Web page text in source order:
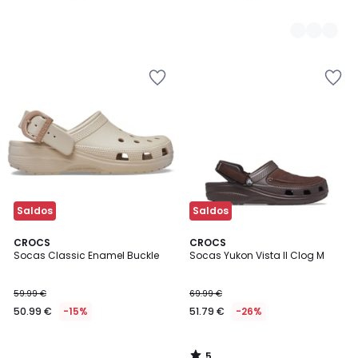
Saldos
CROCS
Socas Classic Enamel Buckle
59.99 €
50.99 € -15%
Saldos
CROCS
Socas Yukon Vista II Clog M
69.99 €
51.79 € -26%
5
/